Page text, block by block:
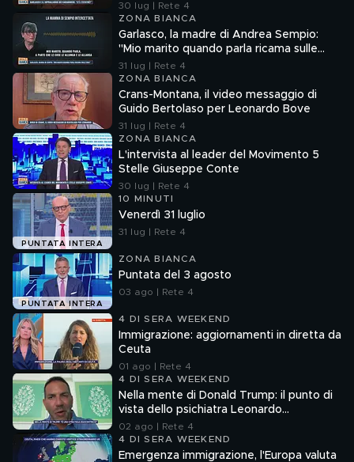
30 lug | Rete 4
ZONA BIANCA
Garlasco, la madre di Andrea Sempio:
"Mio marito quando parla ricama sulle
cose"
31 lug | Rete 4
ZONA BIANCA
Crans-Montana, il video messaggio di
Guido Bertolaso per Leonardo Bove
31 lug | Rete 4
ZONA BIANCA
L'intervista al leader del Movimento 5
Stelle Giuseppe Conte
30 lug | Rete 4
PUNTATA INTERA
10 MINUTI
Venerdì 31 luglio
31 lug | Rete 4
PUNTATA INTERA
ZONA BIANCA
Puntata del 3 agosto
03 ago | Rete 4
4 DI SERA WEEKEND
Immigrazione: aggiornamenti in diretta da
Ceuta
01 ago | Rete 4
4 DI SERA WEEKEND
Nella mente di Donald Trump: il punto di
vista dello psichiatra Leonardo
Mendolicchio
02 ago | Rete 4
4 DI SERA WEEKEND
Emergenza immigrazione, l'Europa valuta